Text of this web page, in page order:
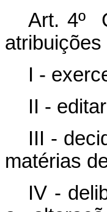
Art. 4º
I -
II -
III -
matérias
IV -